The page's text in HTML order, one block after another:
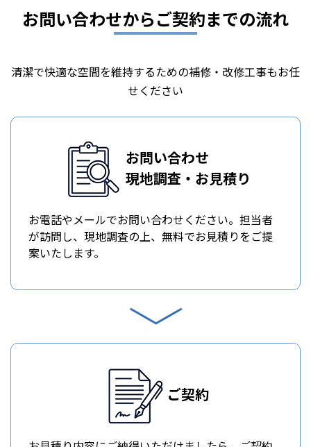
お問い合わせからご契約までの流れ
清潔で快適な空間を維持するための補修・改修工事もお任
せください
お問い合わせ
現地調査・お見積り
お電話やメールでお問い合わせください。担当者
が訪問し、現地調査の上、無料でお見積りをご提
案いたします。
ご契約